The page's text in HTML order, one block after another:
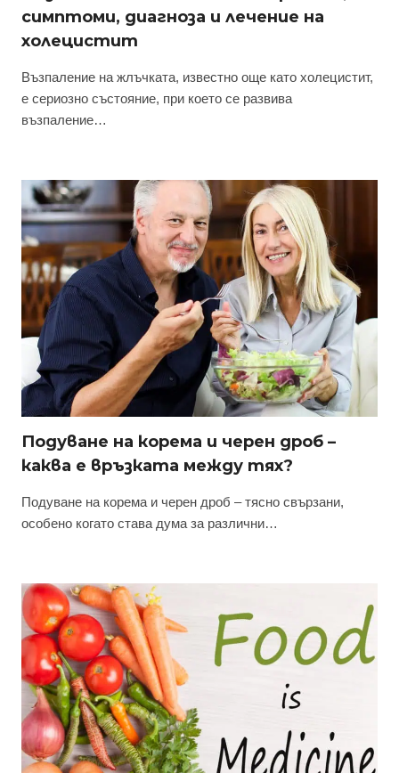
симптоми, диагноза и лечение на
холецистит
Възпаление на жлъчката, известно още като холецистит,
е сериозно състояние, при което се развива
възпаление…
Подуване на корема и черен дроб –
каква е връзката между тях?
Подуване на корема и черен дроб – тясно свързани,
особено когато става дума за различни…